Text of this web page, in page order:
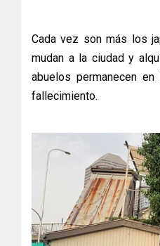
Cada vez son más los
mudan a la ciudad y
abuelos permanecen
fallecimiento.